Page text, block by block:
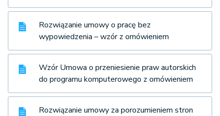
Rozwiązanie umowy o pracę bez
wypowiedzenia – wzór z omówieniem
Wzór Umowa o przeniesienie praw autorskich
do programu komputerowego z omówieniem
Rozwiązanie umowy za porozumieniem stron